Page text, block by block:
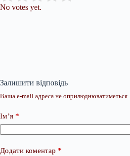
No votes yet.
Залишити відповідь
Ваша e-mail адреса не оприлюднюватиметься.
Ім’я *
Додати коментар *